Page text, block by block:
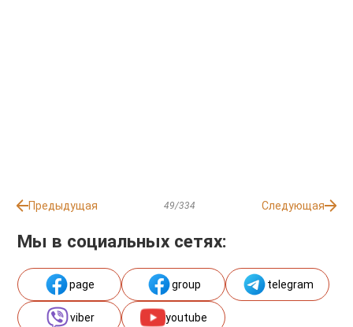
Предыдущая 49/334 Следующая
Мы в социальных сетях:
page group telegram
viber youtube